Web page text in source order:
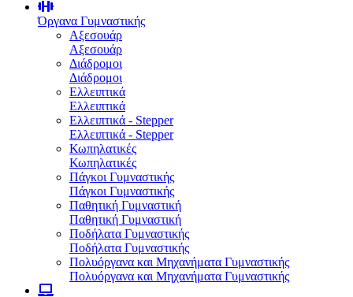
Όργανα Γυμναστικής
Αξεσουάρ
Αξεσουάρ
Διάδρομοι
Διάδρομοι
Ελλειπτικά
Ελλειπτικά
Ελλειπτικά - Stepper
Ελλειπτικά - Stepper
Κωπηλατικές
Κωπηλατικές
Πάγκοι Γυμναστικής
Πάγκοι Γυμναστικής
Παθητική Γυμναστική
Παθητική Γυμναστική
Ποδήλατα Γυμναστικής
Ποδήλατα Γυμναστικής
Πολυόργανα και Μηχανήματα Γυμναστικής
Πολυόργανα και Μηχανήματα Γυμναστικής